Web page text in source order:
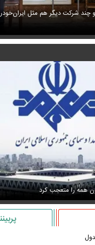
چند شرکت دیگر هم مثل
همه را متعجب کرد